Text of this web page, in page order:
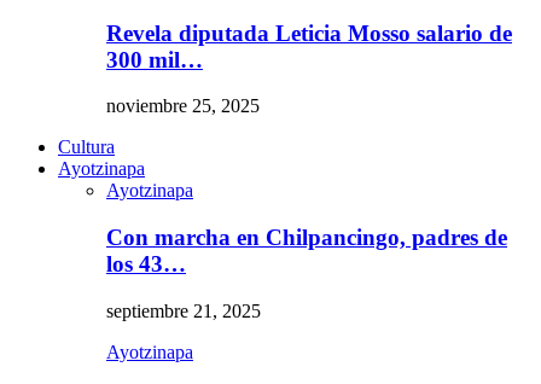
Revela diputada Leticia Mosso salario de
300 mil…
noviembre 25, 2025
Cultura
Ayotzinapa
Ayotzinapa
Con marcha en Chilpancingo, padres de
los 43…
septiembre 21, 2025
Ayotzinapa